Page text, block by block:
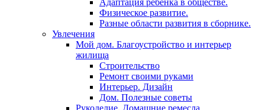
Адаптация ребенка в обществе.
Физическое развитие.
Разные области развития в сборнике.
Увлечения
Мой дом. Благоустройство и интерьер
жилища
Строительство
Ремонт своими руками
Интерьер. Дизайн
Дом. Полезные советы
Рукоделие. Домашние ремесла